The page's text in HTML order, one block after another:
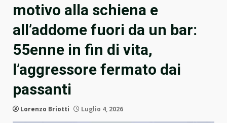
motivo alla schiena e
all’addome fuori da un bar:
55enne in fin di vita,
l’aggressore fermato dai
passanti
Lorenzo Briotti Luglio 4, 2026